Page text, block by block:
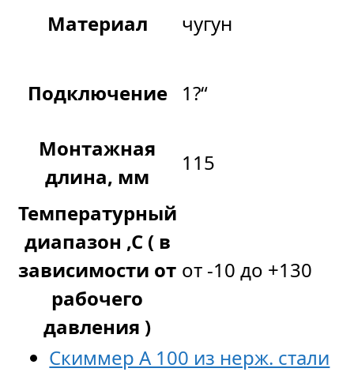
Материал чугун
Подключение 1?“
Монтажная
длина, мм
115
Температурный
диапазон ,С ( в
зависимости от
рабочего
давления )
от -10 до +130
Скиммер А 100 из нерж. стали